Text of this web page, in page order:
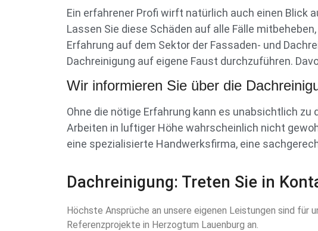
Ein erfahrener Profi wirft natürlich auch einen Blick
Lassen Sie diese Schäden auf alle Fälle
Erfahrung auf dem Sektor der Fassaden- und
Dachreinigung auf eigene Faust durchzuführen.
Wir informieren Sie über die
Ohne die nötige Erfahrung kann es unabsichtlich
Arbeiten in luftiger Höhe wahrscheinlich nicht
eine spezialisierte Handwerksfirma, eine
Dachreinigung: Treten Sie in
Höchste Ansprüche an unsere eigenen Leistungen sind für
Referenzprojekte in Herzogtum Lauenburg an.